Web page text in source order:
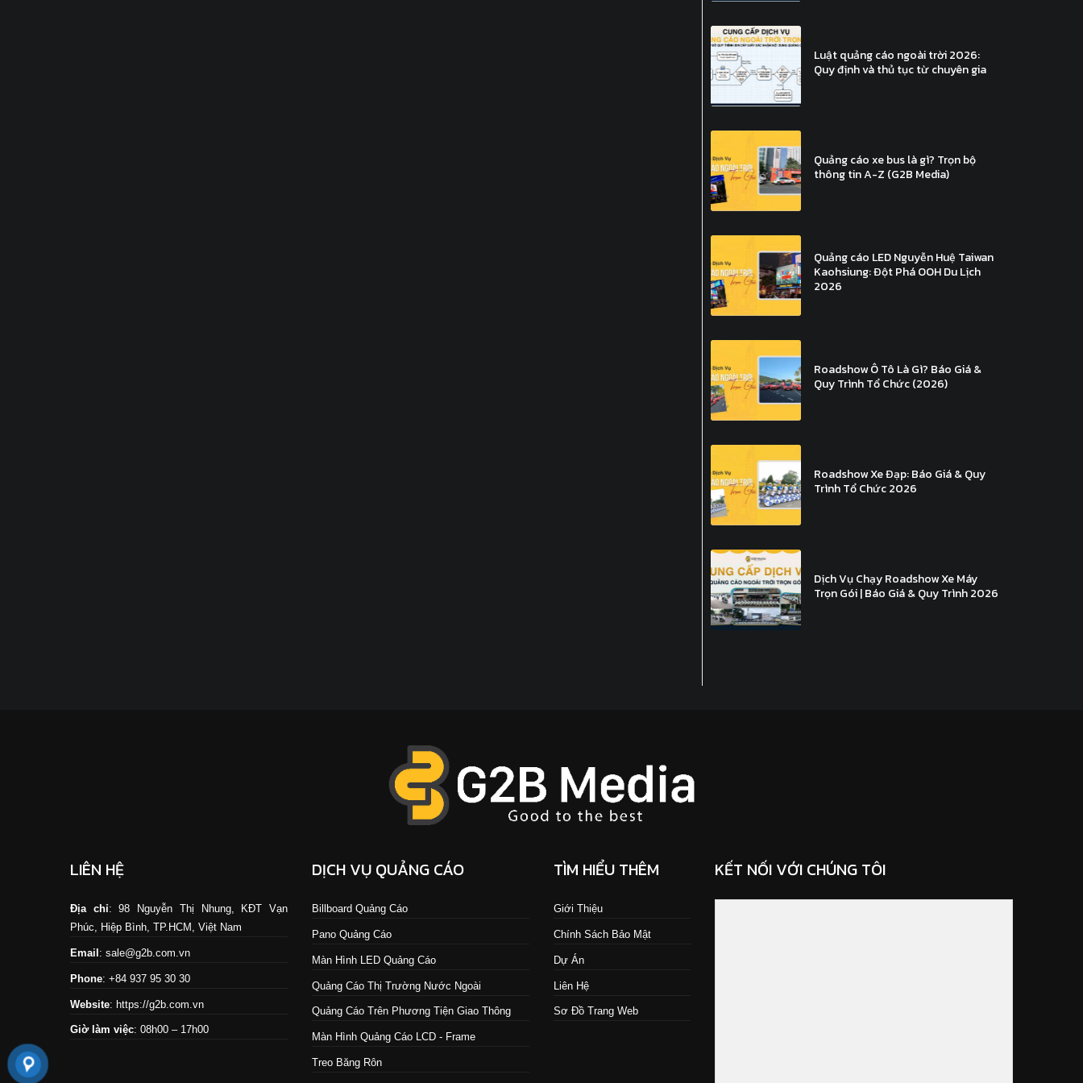
Luật quảng cáo ngoài trời 2026:
Quy định và thủ tục từ chuyên gia
Quảng cáo xe bus là gì? Trọn bộ
thông tin A-Z (G2B Media)
Quảng cáo LED Nguyễn Huệ Taiwan
Kaohsiung: Đột Phá OOH Du Lịch
2026
Roadshow Ô Tô Là Gì? Báo Giá &
Quy Trình Tổ Chức (2026)
Roadshow Xe Đạp: Báo Giá & Quy
Trình Tổ Chức 2026
Dịch Vụ Chạy Roadshow Xe Máy
Trọn Gói | Báo Giá & Quy Trình 2026
LIÊN HỆ
Địa chỉ: 98 Nguyễn Thị Nhung, KĐT Vạn
Phúc, Hiệp Bình, TP.HCM, Việt Nam
Email : sale@g2b.com.vn
Phone: +84 937 95 30 30
Website: https://g2b.com.vn
Giờ làm việc: 08h00 – 17h00
DỊCH VỤ QUẢNG CÁO
Billboard Quảng Cáo
Pano Quảng Cáo
Màn Hình LED Quảng Cáo
Quảng Cáo Thị Trường Nước Ngoài
Quảng Cáo Trên Phương Tiện Giao Thông
Màn Hình Quảng Cáo LCD - Frame
Treo Băng Rôn
TÌM HIỂU THÊM
Giới Thiệu
Chính Sách Bảo Mật
Dự Án
Liên Hệ
Sơ Đồ Trang Web
KẾT NỐI VỚI CHÚNG TÔI